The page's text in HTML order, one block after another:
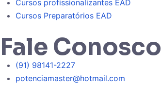
Cursos profissionalizantes EAD
Cursos Preparatórios EAD
Fale Conosco
(91) 98141-2227
potenciamaster@hotmail.com